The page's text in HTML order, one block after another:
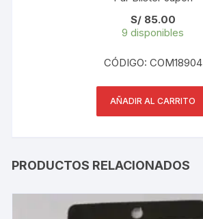
S/85.00
9 disponibles
CÓDIGO: COM18904
AÑADIR AL CARRITO
PRODUCTOS RELACIONADOS